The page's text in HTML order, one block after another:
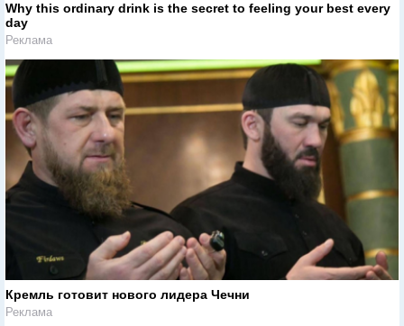
Why this ordinary drink is the secret to feeling your best every
day
Реклама
Кремль готовит нового лидера Чечни
Реклама